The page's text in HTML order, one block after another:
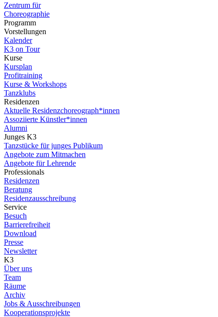
Zentrum für
Choreographie
Programm
Vorstellungen
Kalender
K3 on Tour
Kurse
Kursplan
Profitraining
Kurse & Workshops
Tanzklubs
Residenzen
Aktuelle Residenzchoreograph*innen
Assoziierte Künstler*innen
Alumni
Junges K3
Tanzstücke für junges Publikum
Angebote zum Mitmachen
Angebote für Lehrende
Professionals
Residenzen
Beratung
Residenzausschreibung
Service
Besuch
Barrierefreiheit
Download
Presse
Newsletter
K3
Über uns
Team
Räume
Archiv
Jobs & Ausschreibungen
Kooperationsprojekte